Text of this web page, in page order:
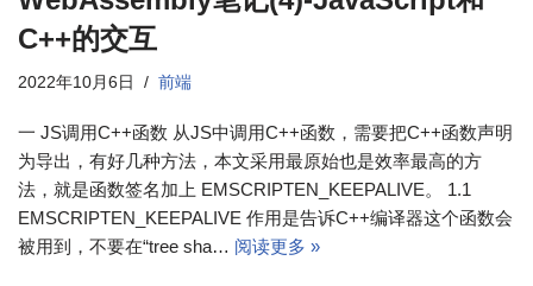
C++的交互
2022年10月6日 前端
一 JS调用C++函数 从JS中调用C++函数，需要把C++函数声明
为导出，有好几种方法，本文采用最原始也是效率最高的方
法，就是函数签名加上 EMSCRIPTEN_KEEPALIVE。 1.1
EMSCRIPTEN_KEEPALIVE 作用是告诉C++编译器这个函数会
被用到，不要在“tree sha… 阅读更多 »